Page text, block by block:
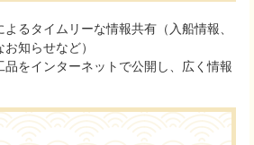
るタイムリーな情報共有（入船情報、
知らせなど）
品をインターネットで公開し、広く情報